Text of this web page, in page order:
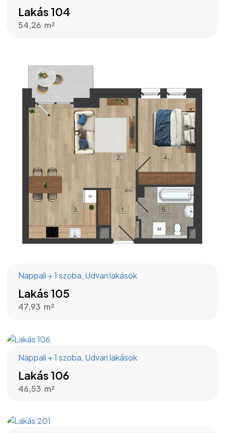
Lakás 104
54,26
Nappali + 1 szoba, Udvari lakások
Lakás 105
47,93
Nappali + 1 szoba, Udvari lakások
Lakás 106
46,53